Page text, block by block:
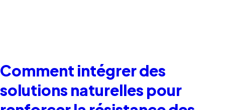
Comment intégrer des
solutions naturelles pour